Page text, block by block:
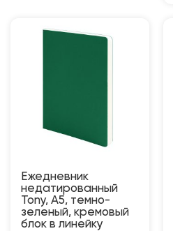
Ежедневник
недатированный
Tony, А5, темно-
зеленый, кремовый
блок в линейку